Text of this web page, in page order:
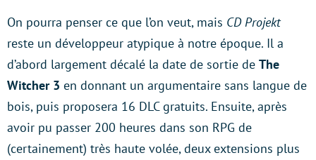
On pourra penser ce que l’on veut, mais CD Projekt
reste un développeur atypique à notre époque. Il a
d’abord largement décalé la date de sortie de The
Witcher 3 en donnant un argumentaire sans langue de
bois, puis proposera 16 DLC gratuits. Ensuite, après
avoir pu passer 200 heures dans son RPG de
(certainement) très haute volée, deux extensions plus